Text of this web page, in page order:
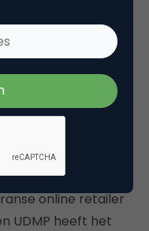
die daarvoor
jouw bedrijf willen
en waarvoor ze
UDMP mensen
met de data.
online retailer
UDMP heeft het